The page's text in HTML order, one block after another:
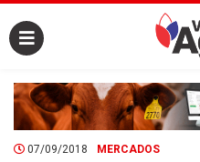
07/09/2018 MERCADOS